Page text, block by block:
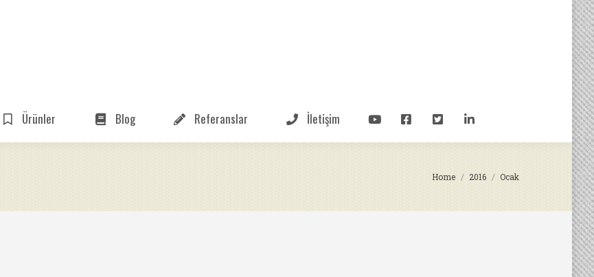
Ürünler Blog Referanslar İletişim
You are here:
Home 2016 Ocak